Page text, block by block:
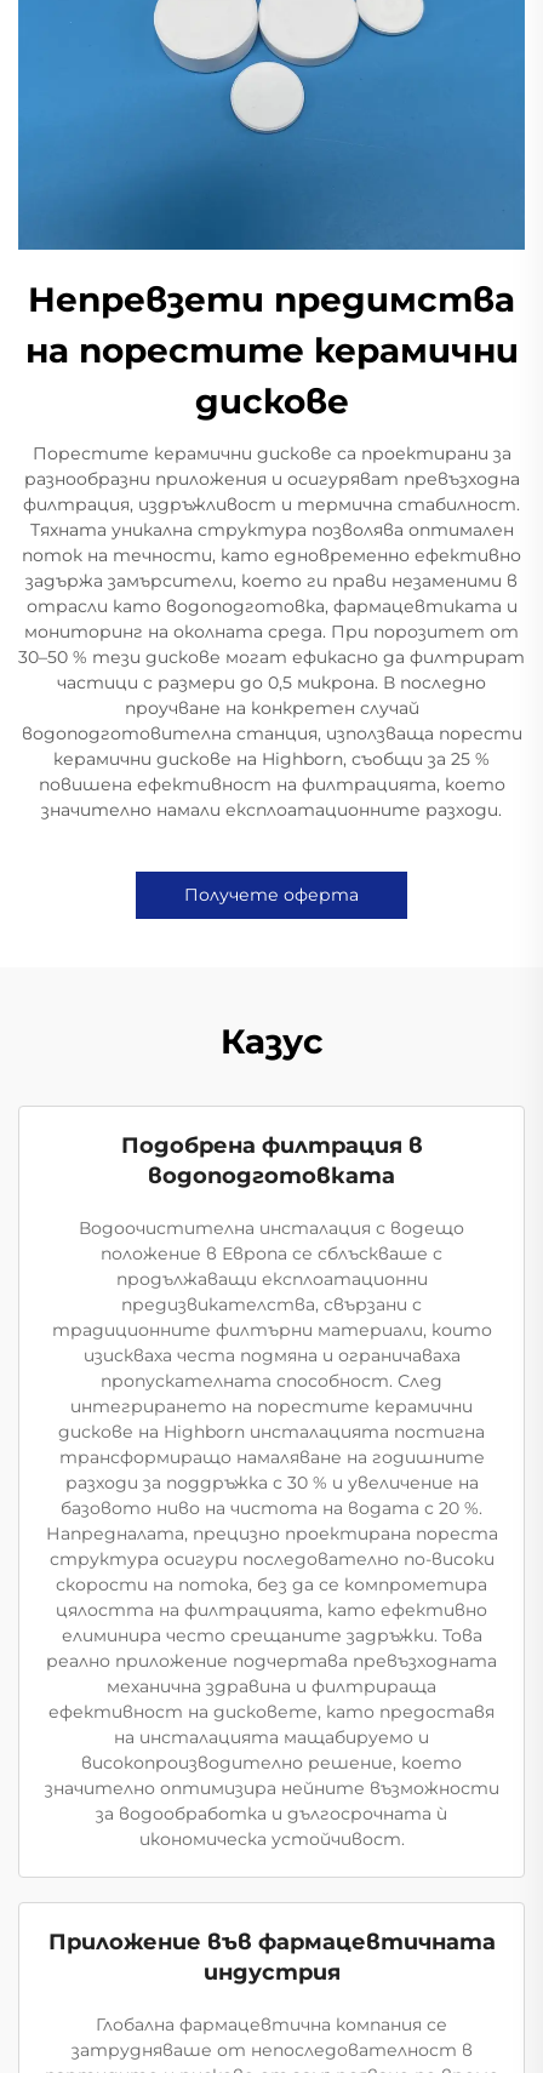
Непревзети предимства
на порестите керамични
дискове
Порестите керамични дискове са проектирани за
разнообразни приложения и осигуряват превъзходна
филтрация, издръжливост и термична стабилност.
Тяхната уникална структура позволява оптимален
поток на течности, като едновременно ефективно
задържа замърсители, което ги прави незаменими в
отрасли като водоподготовка, фармацевтиката и
мониторинг на околната среда. При порозитет от
30–50 % тези дискове могат ефикасно да филтрират
частици с размери до 0,5 микрона. В последно
проучване на конкретен случай
водоподготовителна станция, използваща порести
керамични дискове на Highborn, съобщи за 25 %
повишена ефективност на филтрацията, което
значително намали експлоатационните разходи.
Получете оферта
Казус
Подобрена филтрация в
водоподготовката
Водоочистителна инсталация с водещо
положение в Европа се сблъскваше с
продължаващи експлоатационни
предизвикателства, свързани с
традиционните филтърни материали, които
изискваха честа подмяна и ограничаваха
пропускателната способност. След
интегрирането на порестите керамични
дискове на Highborn инсталацията постигна
трансформиращо намаляване на годишните
разходи за поддръжка с 30 % и увеличение на
базовото ниво на чистота на водата с 20 %.
Напредналата, прецизно проектирана пореста
структура осигури последователно по-високи
скорости на потока, без да се компрометира
цялостта на филтрацията, като ефективно
елиминира често срещаните задръжки. Това
реално приложение подчертава превъзходната
механична здравина и филтрираща
ефективност на дисковете, като предоставя
на инсталацията мащабируемо и
високопроизводително решение, което
значително оптимизира нейните възможности
за водообработка и дългосрочната ѝ
икономическа устойчивост.
Приложение във фармацевтичната
индустрия
Глобална фармацевтична компания се
затрудняваше от непоследователност в